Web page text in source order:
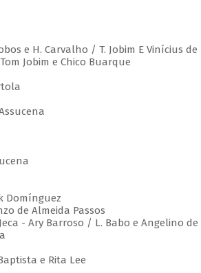
e H. Carvalho / T. Jobim E Vinícius de
Jobim e Chico Buarque
Domínguez
de Almeida Passos
- Ary Barroso / L. Babo e Angelino de
e Rita Lee